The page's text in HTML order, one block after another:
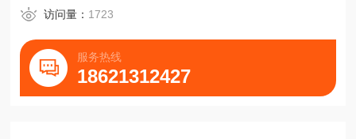
访问量： 1723
服务热线
18621312427